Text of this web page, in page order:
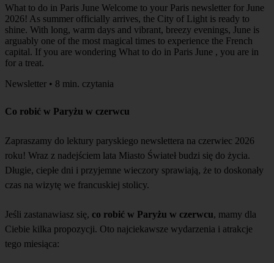
What to do in Paris June Welcome to your Paris newsletter for June
2026! As summer officially arrives, the City of Light is ready to
shine. With long, warm days and vibrant, breezy evenings, June is
arguably one of the most magical times to experience the French
capital. If you are wondering What to do in Paris June , you are in
for a treat.
Newsletter • 8 min. czytania
Co robić w Paryżu w czerwcu
Zapraszamy do lektury paryskiego newslettera na czerwiec 2026
roku! Wraz z nadejściem lata Miasto Świateł budzi się do życia.
Długie, ciepłe dni i przyjemne wieczory sprawiają, że to doskonały
czas na wizytę we francuskiej stolicy.
Jeśli zastanawiasz się, co robić w Paryżu w czerwcu, mamy dla
Ciebie kilka propozycji. Oto najciekawsze wydarzenia i atrakcje
tego miesiąca: